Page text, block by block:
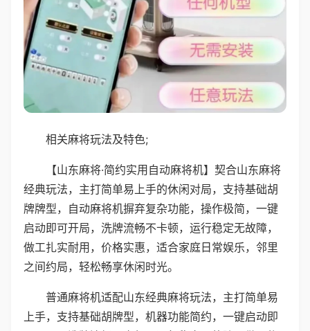
相关麻将玩法及特色;
【山东麻将·简约实用自动麻将机】契合山东麻将
经典玩法，主打简单易上手的休闲对局，支持基础胡
牌牌型，自动麻将机摒弃复杂功能，操作极简，一键
启动即可开局，洗牌流畅不卡顿，运行稳定无故障，
做工扎实耐用，价格实惠，适合家庭日常娱乐，邻里
之间约局，轻松畅享休闲时光。
普通麻将机适配山东经典麻将玩法，主打简单易
上手，支持基础胡牌型，机器功能简约，一键启动即